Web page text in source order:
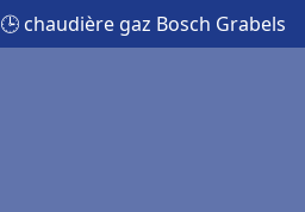
🕒 chaudière gaz Bosch Grabels